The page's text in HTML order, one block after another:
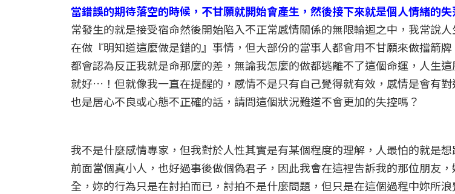
當錯誤的期待落空的時候，不甘願就開始會產生，然後接下來就是個人情緒的
常發生的就是接受宿命然後開始陷入不正常感情關係的無限輪迴之中，我常說
在做『明知道這麼做是錯的』事情，但大部份的當事人都會用不甘願來做擋箭
都會認為反正我就是命那麼的差，無論我怎麼的做都逃離不了這個命運，人生
就好…！但就像我一直在提醒的，感情不是只有自己覺得就有效，感情是會有
也是居心不良或心態不正確的話，請問這個狀況難道不會更加的失控嗎？
我不是什麼感情專家，但我對於人性其實是有某個程度的理解，人最怕的就是
前面當個真小人，也好過事後做個偽君子，因此我會在這裡告訴我的那位朋友
全，妳的行為只是在討拍而已，討拍不是什麼問題，但只是在這個過程中妳所